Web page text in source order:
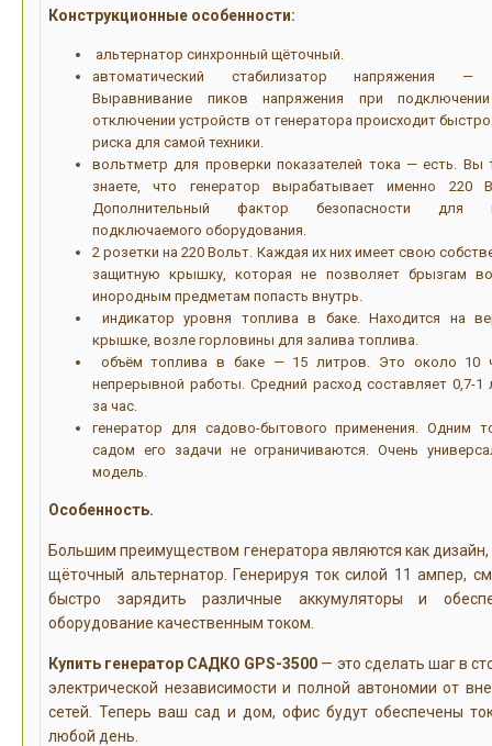
Конструкционные особенности:
альтернатор синхронный щёточный.
автоматический стабилизатор напряжения —
Выравнивание пиков напряжения при
отключении устройств от генератора происходит
риска для самой техники.
вольтметр для проверки показателей тока — есть. Вы
знаете, что генератор вырабатывает именно 220
Дополнительный фактор безопасности для
подключаемого оборудования.
2 розетки на 220 Вольт. Каждая их них имеет свою
защитную крышку, которая не позволяет брызгам
инородным предметам попасть внутрь.
индикатор уровня топлива в баке. Находится на
крышке, возле горловины для залива топлива.
объём топлива в баке — 15 литров. Это около 10
непрерывной работы. Средний расход составляет 0,7-1
за час.
генератор для садово-бытового применения. Одним
садом его задачи не ограничиваются. Очень
модель.
Особенность.
Большим преимуществом генератора являются как дизайн,
щёточный альтернатор. Генерируя ток силой 11 ампер,
быстро зарядить различные аккумуляторы и
оборудование качественным током.
Купить генератор САДКО GPS-3500 — это сделать шаг в
электрической независимости и полной автономии от
сетей. Теперь ваш сад и дом, офис будут обеспечены
любой день.